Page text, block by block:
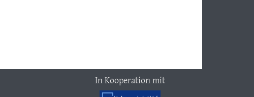
In Kooperation mit